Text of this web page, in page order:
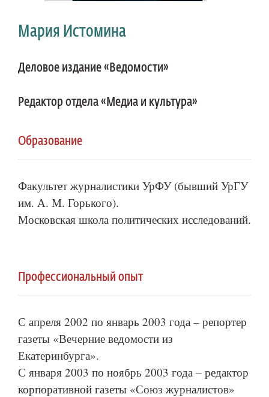
Мария Истомина
Деловое издание «Ведомости»
Редактор отдела «Медиа и культура»
Образование
Факультет журналистики УрФУ (бывший УрГУ
им. А. М. Горького).
Московская школа политических исследований.
Профессиональный опыт
С апреля 2002 по январь 2003 года – репортер
газеты «Вечерние ведомости из
Екатеринбурга».
С января 2003 по ноябрь 2003 года – редактор
корпоративной газеты «Союз журналистов»